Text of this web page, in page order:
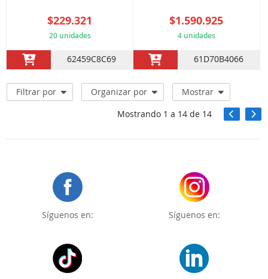
$229.321
20 unidades
62459C8C69
$1.590.925
4 unidades
61D70B4066
Filtrar por Organizar por
Mostrar
Mostrando 1 a 14de 14
Síguenos en: Síguenos en: